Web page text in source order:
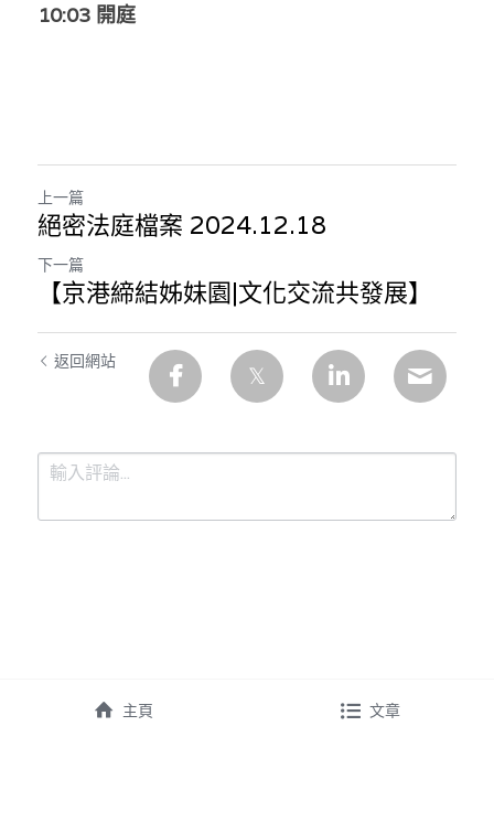
10:03 開庭
上一篇
絕密法庭檔案 2024.12.18
下一篇
【京港締結姊妹園|文化交流共發展】
返回網站
主頁 文章